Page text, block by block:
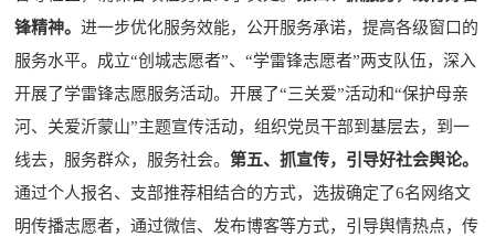
锋精神。进一步优化服务效能，公开服务承诺，提高各级窗口的
服务水平。成立“创城志愿者”、“学雷锋志愿者”两支队伍，深入
开展了学雷锋志愿服务活动。开展了“三关爱”活动和“保护母亲
河、关爱沂蒙山”主题宣传活动，组织党员干部到基层去，到一
线去，服务群众，服务社会。第五、抓宣传，引导好社会舆论。
通过个人报名、支部推荐相结合的方式，选拔确定了6名网络文
明传播志愿者，通过微信、发布博客等方式，引导舆情热点，传